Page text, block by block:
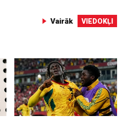
Vairāk VIEDOKĻI